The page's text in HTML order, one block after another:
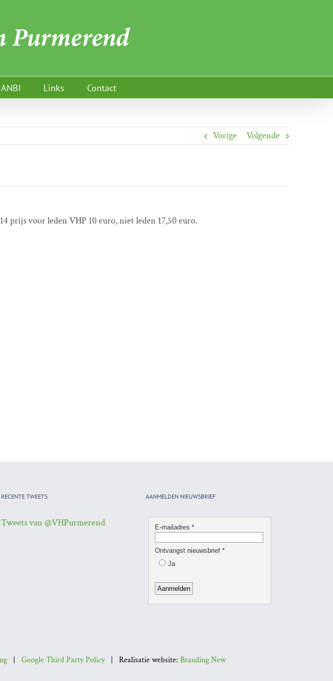
ANBI Links Contact
Vorige Volgende
prijs voor leden VHP 10 euro, niet leden 17,50 euro.
RECENTE TWEETS
Tweets van @VHPurmerend
AANMELDEN NIEUWSBRIEF
Google Third Party Policy| Realisatie website: Branding New